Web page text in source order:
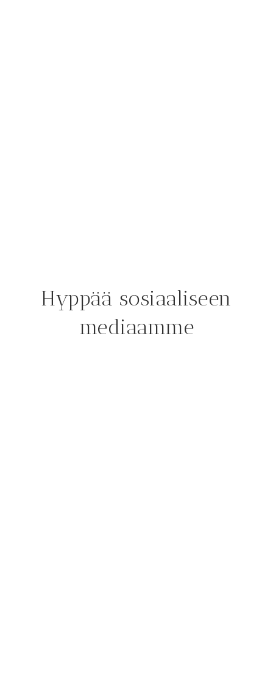
Hyppää sosiaaliseen
mediaamme